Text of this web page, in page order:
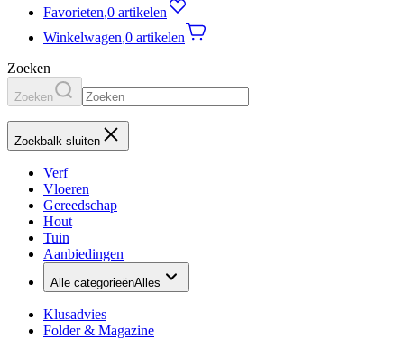
Favorieten,0 artikelen
Winkelwagen,0 artikelen
Zoeken
Zoeken
Zoekbalk sluiten
Verf
Vloeren
Gereedschap
Hout
Tuin
Aanbiedingen
Alle categorieënAlles
Klusadvies
Folder & Magazine